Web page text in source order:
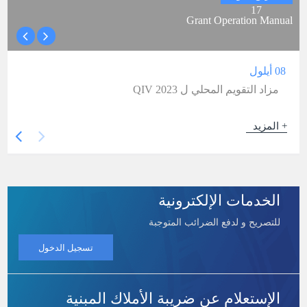
17
Grant Operation Manual
08 أيلول
مزاد التقويم المحلي ل QIV 2023
+ المزيد
الخدمات الإلكترونية
للتصريح و لدفع الضرائب المتوجبة
تسجيل الدخول
الإستعلام عن ضريبة الأملاك المبنية